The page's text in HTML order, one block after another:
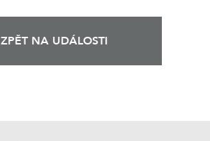
ZPĚT NA UDÁLOSTI